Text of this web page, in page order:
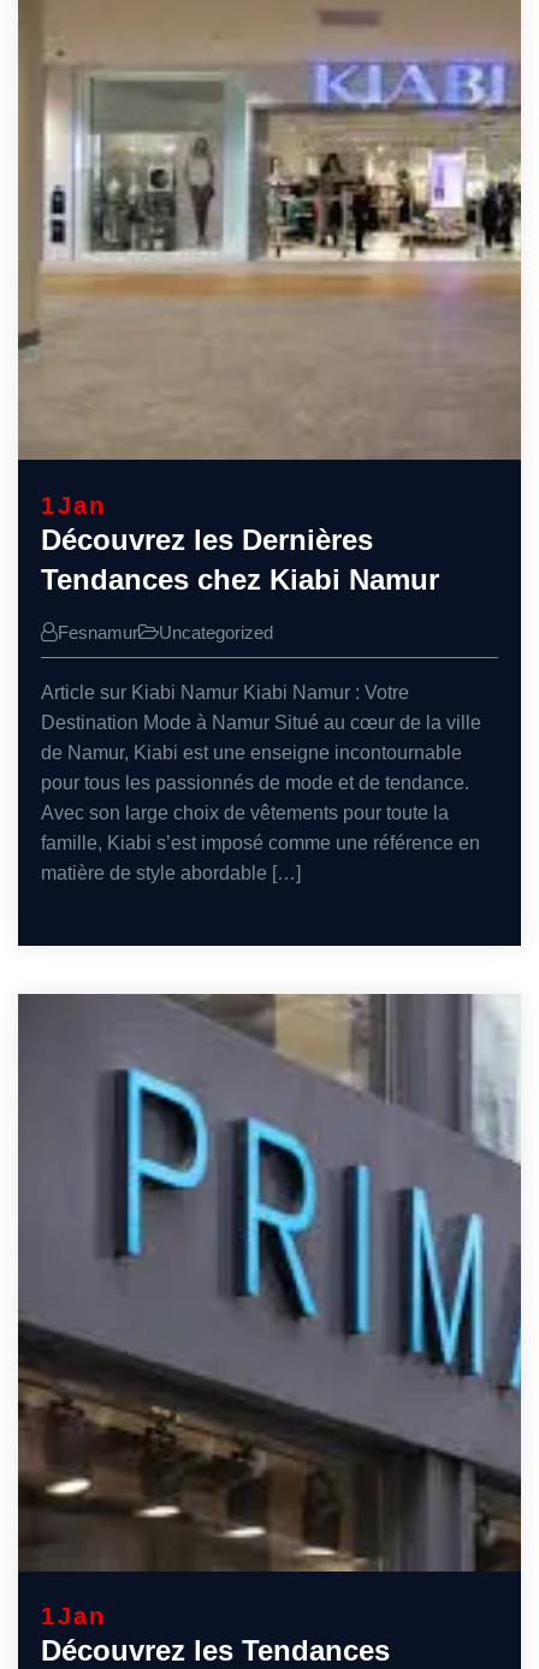
1Jan
Découvrez les Dernières
Tendances chez Kiabi Namur
Fesnamur Uncategorized
Article sur Kiabi Namur Kiabi Namur : Votre
Destination Mode à Namur Situé au cœur de la ville
de Namur, Kiabi est une enseigne incontournable
pour tous les passionnés de mode et de tendance.
Avec son large choix de vêtements pour toute la
famille, Kiabi s’est imposé comme une référence en
matière de style abordable […]
1Jan
Découvrez les Tendances